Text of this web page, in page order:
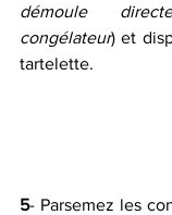
démoule
congélateur) et
tartelette.
5- Parsemez les